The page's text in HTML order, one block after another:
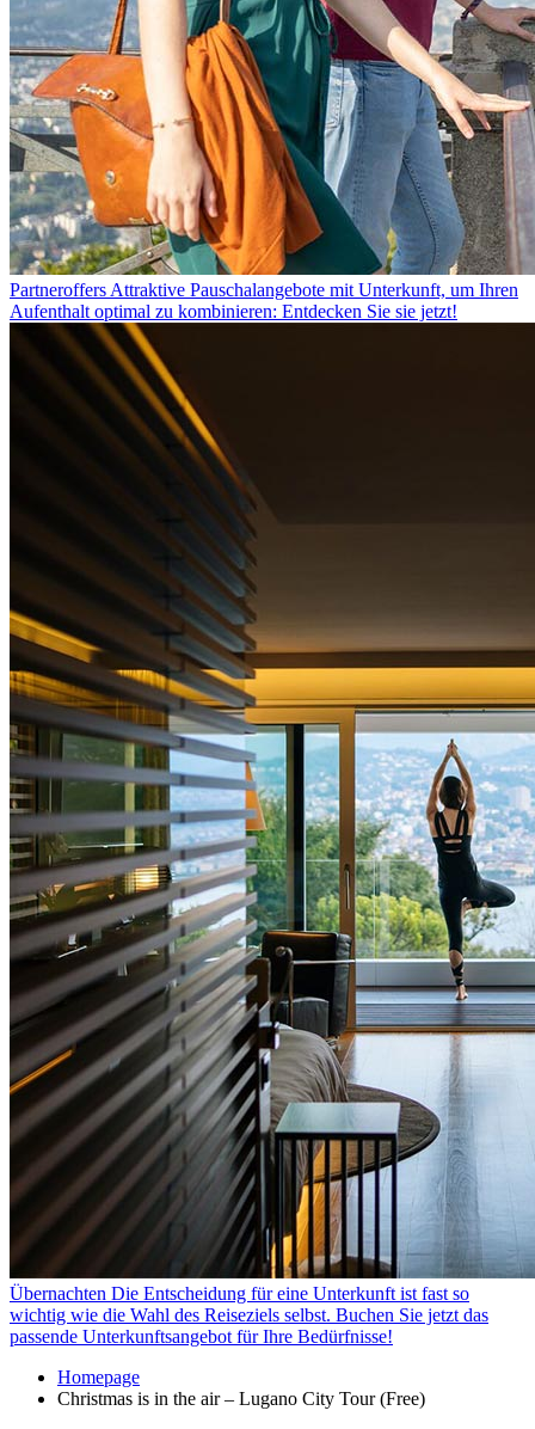
Partneroffers Attraktive Pauschalangebote mit Unterkunft, um Ihren
Aufenthalt optimal zu kombinieren: Entdecken Sie sie jetzt!
Übernachten Die Entscheidung für eine Unterkunft ist fast so
wichtig wie die Wahl des Reiseziels selbst. Buchen Sie jetzt das
passende Unterkunftsangebot für Ihre Bedürfnisse!
Homepage
Christmas is in the air – Lugano City Tour (Free)